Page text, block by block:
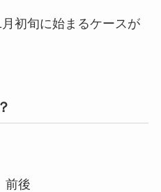
初旬に始まるケースが
前後